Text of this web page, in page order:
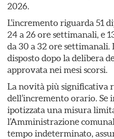
2026.
L’incremento riguarda 51
24 a 26 ore settimanali, e
da 30 a 32 ore settimanali.
disposto dopo la delibera
approvata nei mesi scorsi.
La novità più significativa
dell’incremento orario. Se
ipotizzata una misura
l’Amministrazione
tempo indeterminato,